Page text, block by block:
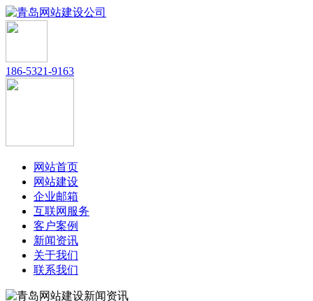
186-5321-9163
网站首页
网站建设
企业邮箱
互联网服务
客户案例
新闻资讯
关于我们
联系我们